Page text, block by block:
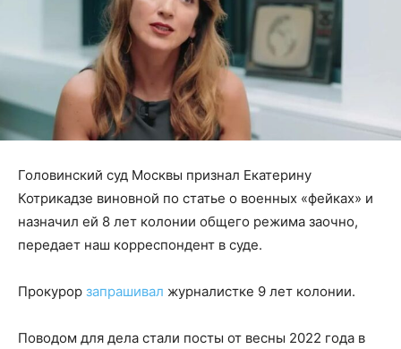
Головинский суд Москвы признал Екатерину
Котрикадзе виновной по статье о военных «фейках» и
назначил ей 8 лет колонии общего режима заочно,
передает наш корреспондент в суде.
Прокурор запрашивал журналистке 9 лет колонии.
Поводом для дела стали посты от весны 2022 года в